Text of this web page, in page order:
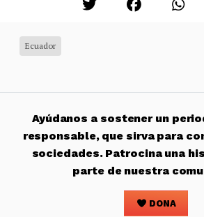
Ecuador
Ayúdanos a sostener un
responsable, que sirva para
sociedades. Patrocina una
parte de nuestra
DONA